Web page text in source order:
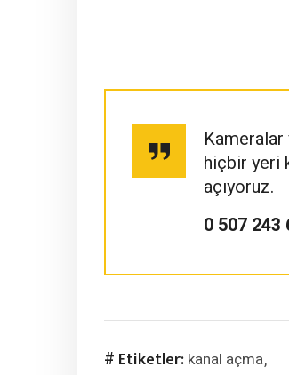
hiçbir yeri
açıyoruz.
0 507 243
# Etiketler: kanal açma